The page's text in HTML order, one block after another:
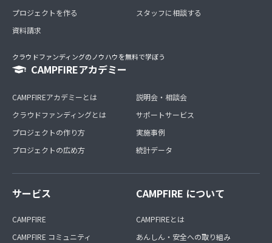
プロジェクトを作る
資料請求
スタッフに相談する
クラウドファンディングのノウハウを無料で学ぼう
CAMPFIREアカデミー
CAMPFIREアカデミーとは
クラウドファンディングとは
プロジェクトの作り方
プロジェクトの広め方
説明会・相談会
サポートサービス
実施事例
統計データ
サービス
CAMPFIRE
CAMPFIRE コミュニティ
CAMPFIRE について
CAMPFIREとは
あんしん・安全への取り組み